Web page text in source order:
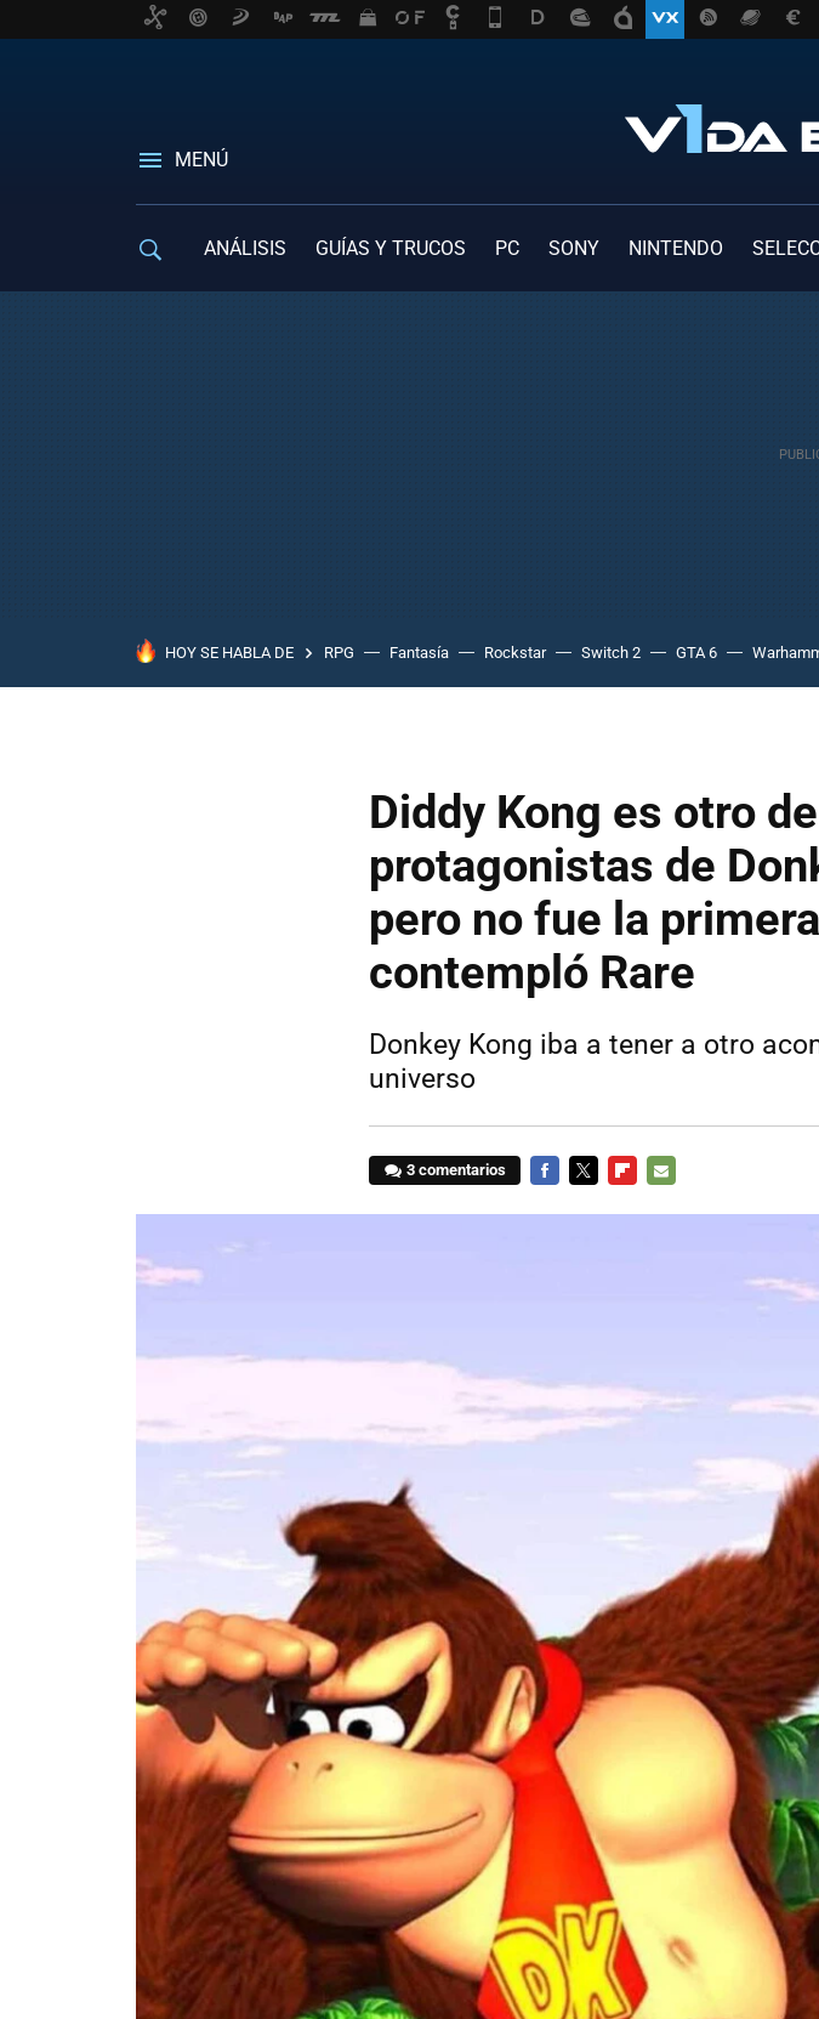
MENÚ
ANÁLISIS GUÍAS Y TRUCOS PC SONY NINTENDO
HOY SE HABLA DE RPG Fantasía Rockstar Switch 2 GTA 6
Diddy Kong es otro
protagonistas de
pero no fue la
contempló Rare
Donkey Kong iba a tener a otro
universo
3 comentarios